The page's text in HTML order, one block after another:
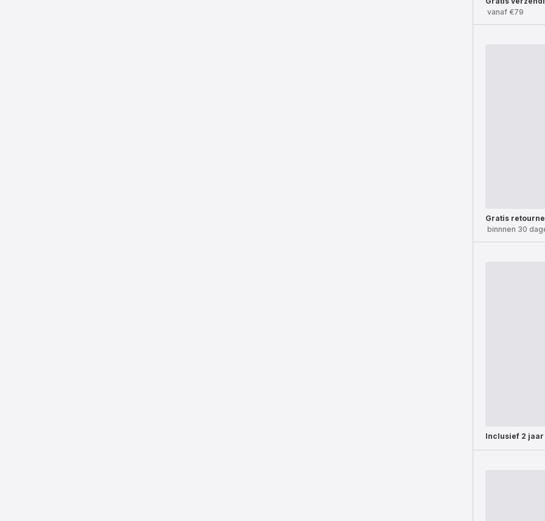
vanaf €79
Gratis
binnnen 30
Inclusief 2